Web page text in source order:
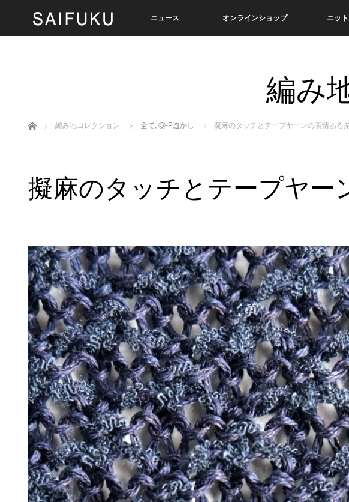
ニュース オンラインショップ ニッ
編み
ホーム 編み地コレクション 全て, ③-P透かし 擬麻のタッチとテープヤーンの表情ある
擬麻のタッチとテープヤー